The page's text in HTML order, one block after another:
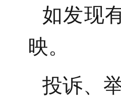
如发现
映。
投诉、